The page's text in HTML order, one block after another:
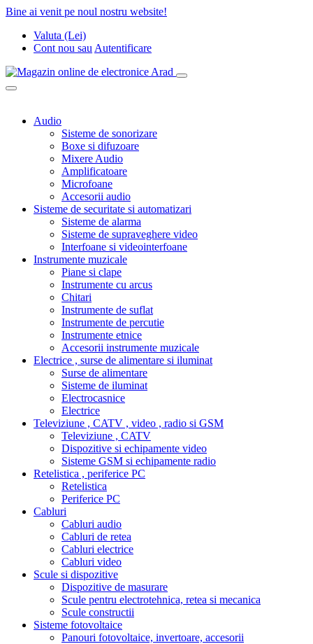
Bine ai venit pe noul nostru website!
Valuta (Lei)
Cont nou sau Autentificare
Audio
Sisteme de sonorizare
Boxe si difuzoare
Mixere Audio
Amplificatoare
Microfoane
Accesorii audio
Sisteme de securitate si automatizari
Sisteme de alarma
Sisteme de supraveghere video
Interfoane si videointerfoane
Instrumente muzicale
Piane si clape
Instrumente cu arcus
Chitari
Instrumente de suflat
Instrumente de percutie
Instrumente etnice
Accesorii instrumente muzicale
Electrice , surse de alimentare si iluminat
Surse de alimentare
Sisteme de iluminat
Electrocasnice
Electrice
Televiziune , CATV , video , radio si GSM
Televiziune , CATV
Dispozitive si echipamente video
Sisteme GSM si echipamente radio
Retelistica , periferice PC
Retelistica
Periferice PC
Cabluri
Cabluri audio
Cabluri de retea
Cabluri electrice
Cabluri video
Scule si dispozitive
Dispozitive de masurare
Scule pentru electrotehnica, retea si mecanica
Scule constructii
Sisteme fotovoltaice
Panouri fotovoltaice, invertoare, accesorii